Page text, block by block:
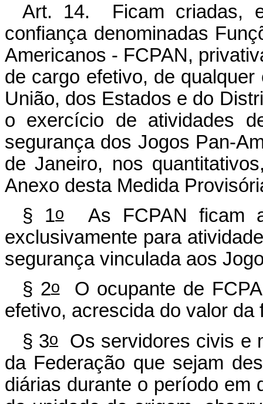
Art. 14. Ficam criadas,
confiança denominadas
Americanos - FCPAN,
de cargo efetivo, de
União, dos Estados e do
o exercício de atividades
segurança dos Jogos Pan-
de Janeiro, nos
Anexo desta Medida
§ 1oAs FCPAN ficam
exclusivamente para
segurança vinculada aos
§ 2oO ocupante de
efetivo, acrescida do valor
§ 3oOs servidores civis e
da Federação que sejam
diárias durante o período em